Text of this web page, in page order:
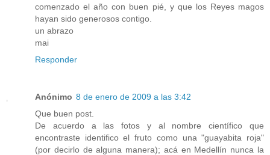
comenzado el año con buen pié, y que los Reyes magos
hayan sido generosos contigo.
un abrazo
mai
Responder
Anónimo 8 de enero de 2009 a las 3:42
Que buen post.
De acuerdo a las fotos y al nombre científico que
encontraste identifico el fruto como una "guayabita roja"
(por decirlo de alguna manera); acá en Medellín nunca la